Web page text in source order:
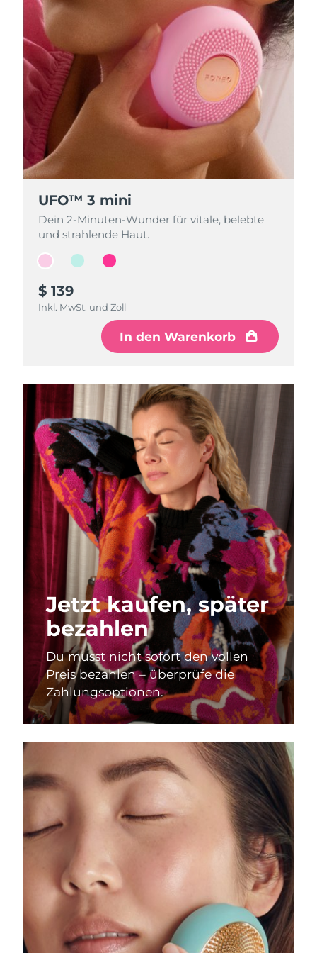
UFO™ 3 mini
Dein 2-Minuten-Wunder für vitale, belebte
und strahlende Haut.
$ 139
Inkl. MwSt. und Zoll
In den Warenkorb
UFO™ 3 mini
Dein 2-Minuten-Wunder für vitale, belebte
und strahlende Haut.
$ 139
Inkl. MwSt. und Zoll
In den Warenkorb
UFO™ 3 mini
Dein 2-Minuten-Wunder für vitale, belebte
und strahlende Haut.
$ 139
Inkl. MwSt. und Zoll
In den Warenkorb
Jetzt kaufen, später
bezahlen
Du musst nicht sofort den vollen
Preis bezahlen – überprüfe die
Zahlungsoptionen.